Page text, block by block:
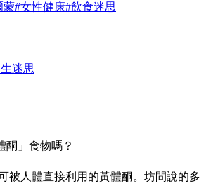
蒙#女性健康#飲食迷思
迷思
酮」食物嗎？
被人體直接利用的黃體酮。坊間說的多